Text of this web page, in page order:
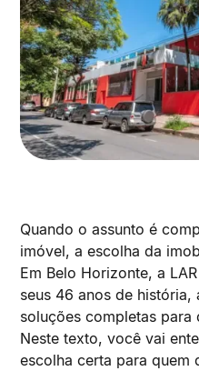
Quando o assunto é
imóvel, a escolha da
Em Belo Horizonte, a
seus 46 anos de história,
soluções completas
Neste texto, você vai
escolha certa para quem